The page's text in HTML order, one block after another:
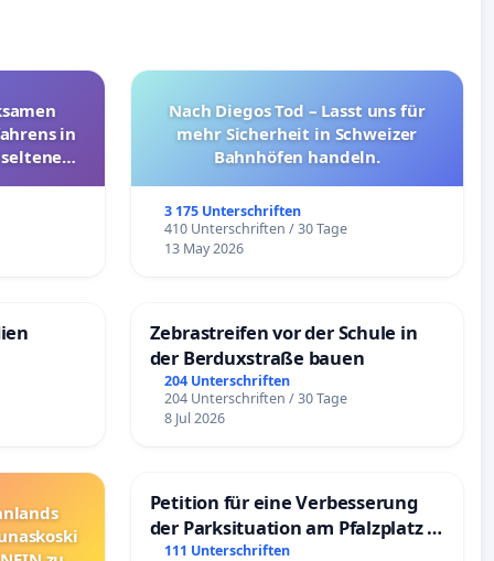
in
Nach Diegos Tod – Lasst uns für
mehr Sicherheit in Schweizer
Bahnhöfen handeln.
3 175 Unterschriften
410 Unterschriften / 30 Tage
13 May 2026
Zebrastreifen vor der Schule in
der Berduxstraße bauen
204 Unterschriften
204 Unterschriften / 30 Tage
8 Jul 2026
Petition für eine Verbesserung
der Parksituation am Pfalzplatz in
Mannheim
111 Unterschriften